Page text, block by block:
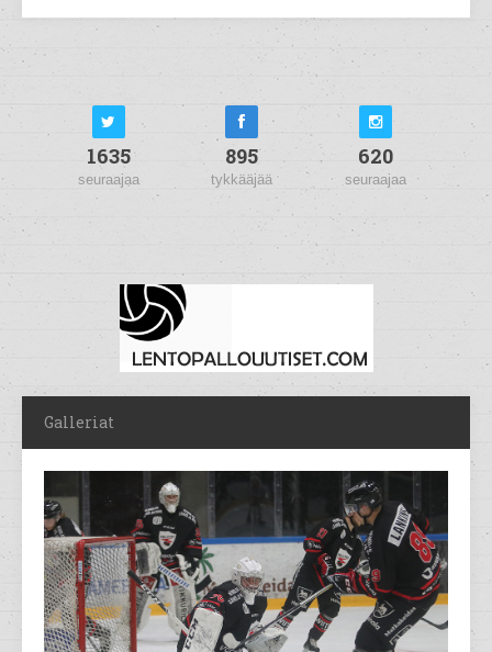
1635
seuraajaa
895
tykkääjää
620
seuraajaa
Galleriat